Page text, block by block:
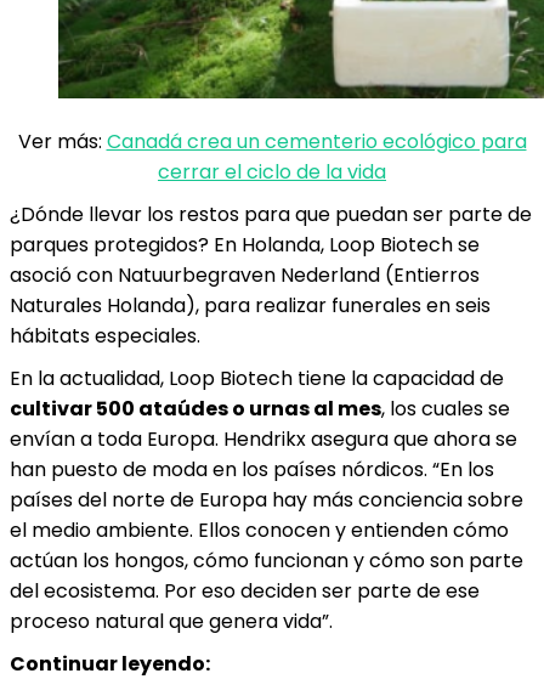
Ver más: Canadá crea un cementerio ecológico para
cerrar el ciclo de la vida
¿Dónde llevar los restos para que puedan ser parte de
parques protegidos? En Holanda, Loop Biotech se
asoció con Natuurbegraven Nederland (Entierros
Naturales Holanda), para realizar funerales en seis
hábitats especiales.
En la actualidad, Loop Biotech tiene la capacidad de
cultivar 500 ataúdes o urnas al mes, los cuales se
envían a toda Europa. Hendrikx asegura que ahora se
han puesto de moda en los países nórdicos. “En los
países del norte de Europa hay más conciencia sobre
el medio ambiente. Ellos conocen y entienden cómo
actúan los hongos, cómo funcionan y cómo son parte
del ecosistema. Por eso deciden ser parte de ese
proceso natural que genera vida”.
Continuar leyendo: